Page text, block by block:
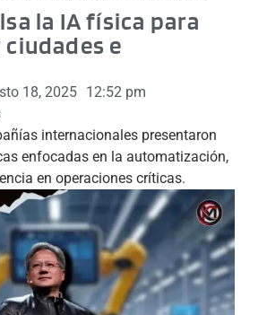
la IA física para
e
18, 2025 12:52 pm
internacionales presentaron
enfocadas en la automatización,
en operaciones críticas.